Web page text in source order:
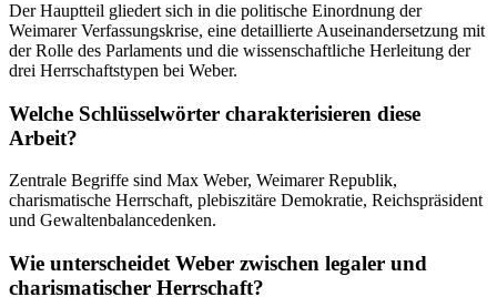
Der Hauptteil gliedert sich in die politische Einordnung der
Weimarer Verfassungskrise, eine detaillierte Auseinandersetzung mit
der Rolle des Parlaments und die wissenschaftliche Herleitung der
drei Herrschaftstypen bei Weber.
Welche Schlüsselwörter charakterisieren diese
Arbeit?
Zentrale Begriffe sind Max Weber, Weimarer Republik,
charismatische Herrschaft, plebiszitäre Demokratie, Reichspräsident
und Gewaltenbalancedenken.
Wie unterscheidet Weber zwischen legaler und
charismatischer Herrschaft?